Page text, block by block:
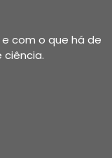
com o que há de
ciência.